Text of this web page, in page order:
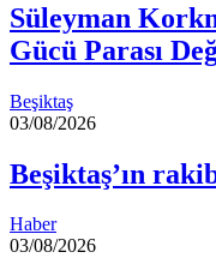
Süleyman
Gücü Parası
Beşiktaş
03/08/2026
Beşiktaş’ın
Haber
03/08/2026